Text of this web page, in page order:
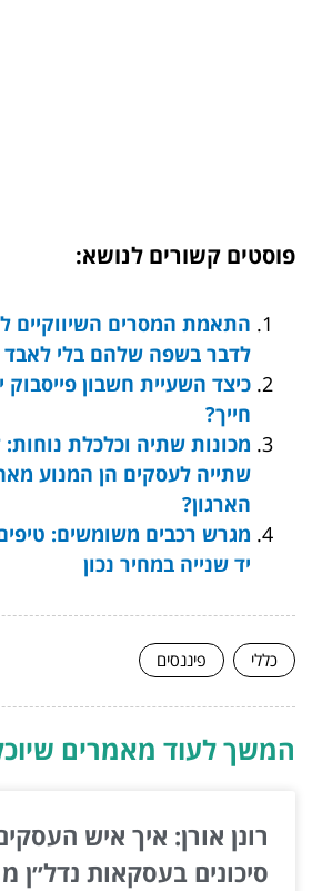
פוסטים קשורים לנושא:
התאמת המסרים השיווקיים
לדבר בשפה שלהם בלי
כיצד השעיית חשבון
חייך?
מכונות שתיה וכלכלת
שתייה לעסקים הן המנוע
הארגון?
מגרש רכבים משומשים:
יד שנייה במחיר נכון
כללי פיננסים
המשך לעוד מאמרים
רונן אורן: איך איש
סיכונים בעסקאות נדל״ן